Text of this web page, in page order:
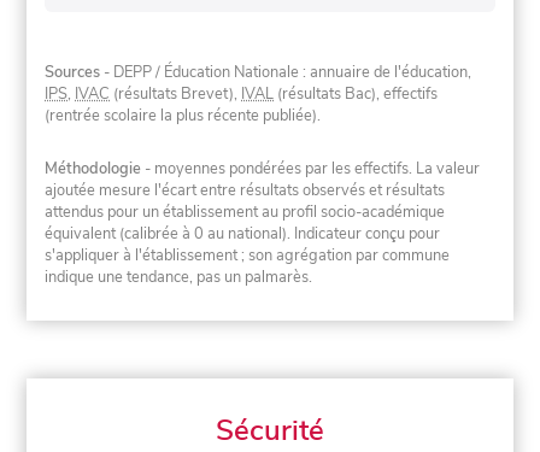
Sources - DEPP / Éducation Nationale : annuaire de l'éducation,
IPS, IVAC (résultats Brevet), IVAL (résultats Bac), effectifs
(rentrée scolaire la plus récente publiée).
Méthodologie - moyennes pondérées par les effectifs. La valeur
ajoutée mesure l'écart entre résultats observés et résultats
attendus pour un établissement au profil socio-académique
équivalent (calibrée à 0 au national). Indicateur conçu pour
s'appliquer à l'établissement ; son agrégation par commune
indique une tendance, pas un palmarès.
Sécurité